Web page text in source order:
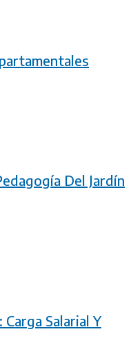
Del Jardín
Salarial Y